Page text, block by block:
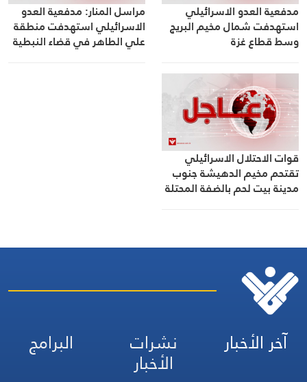
مدفعية العدو الاسرائيلي
استهدفت شمال مخيم البريج
وسط قطاع غزة
مراسل المنار: مدفعية العدو
الاسرائيلي استهدفت منطقة
علي الطاهر في قضاء النبطية
جنوب لبنان
قوات الاحتلال الاسرائيلي
تقتحم مخيم الدهيشة جنوب
مدينة بيت لحم بالضفة المحتلة
آخر الأخبار نشرات
الأخبار
البرامج